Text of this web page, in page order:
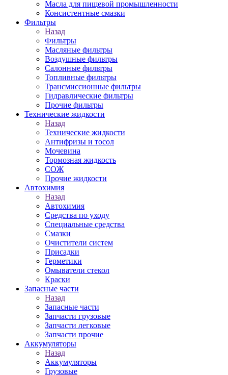
Масла для пищевой промышленности
Консистентные смазки
Фильтры
Назад
Фильтры
Масляные фильтры
Воздушные фильтры
Салонные фильтры
Топливные фильтры
Трансмиссионные фильтры
Гидравлические фильтры
Прочие фильтры
Технические жидкости
Назад
Технические жидкости
Антифризы и тосол
Мочевина
Тормозная жидкость
СОЖ
Прочие жидкости
Автохимия
Назад
Автохимия
Средства по уходу
Специальные средства
Смазки
Очистители систем
Присадки
Герметики
Омыватели стекол
Краски
Запасные части
Назад
Запасные части
Запчасти грузовые
Запчасти легковые
Запчасти прочие
Аккумуляторы
Назад
Аккумуляторы
Грузовые